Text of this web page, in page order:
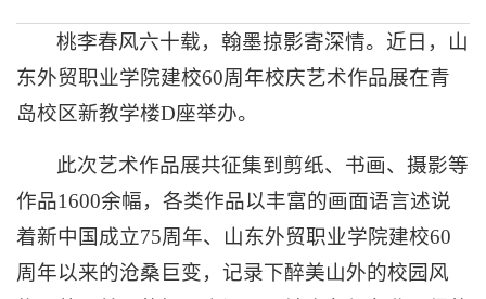
桃李春风六十载，翰墨掠影寄深情。近日，山
东外贸职业学院建校60周年校庆艺术作品展在青
岛校区新教学楼D座举办。
此次艺术作品展共征集到剪纸、书画、摄影等
作品1600余幅，各类作品以丰富的画面语言述说
着新中国成立75周年、山东外贸职业学院建校60
周年以来的沧桑巨变，记录下醉美山外的校园风